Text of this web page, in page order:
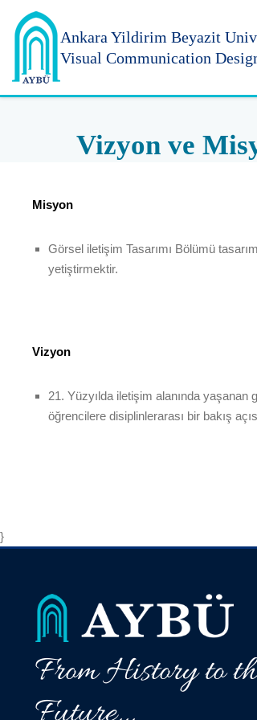
Ankara Yildirim Beyazit
Visual Communication
Vizyon ve
Misyon
Görsel iletişim Tasarımı Bölümü
yetiştirmektir.
Vizyon
21. Yüzyılda iletişim alanında
öğrencilere disiplinlerarası bir bakış
}
From History to